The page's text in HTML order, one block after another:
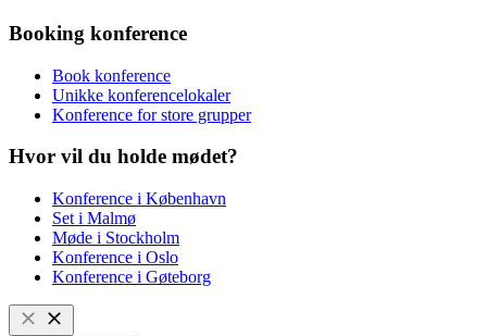
Booking konference
Book konference
Unikke konferencelokaler
Konference for store grupper
Hvor vil du holde mødet?
Konference i København
Set i Malmø
Møde i Stockholm
Konference i Oslo
Konference i Gøteborg